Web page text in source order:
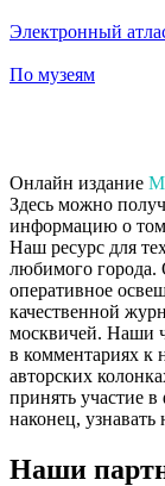
Электронный
По музеям
Онлайн издание
Здесь можно
информацию о
Наш ресурс для
любимого города.
оперативное
качественной
москвичей. Наши
в комментариях к
авторских
принять участие
наконец, узнавать
Наши